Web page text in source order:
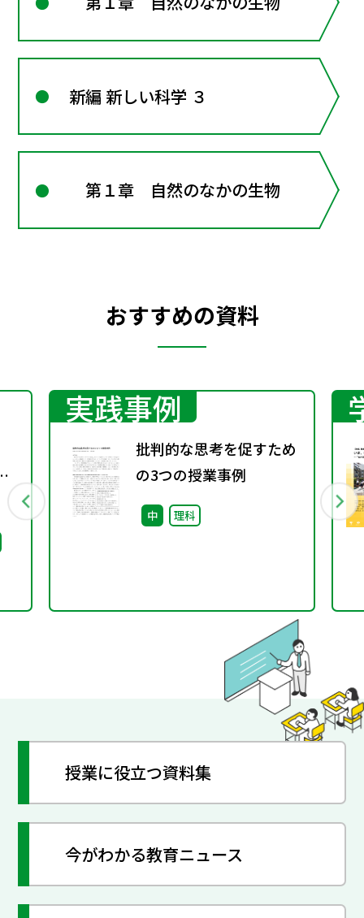
新編 新しい科学 ３
第１章 自然のなかの生物
おすすめの資料
実践事例
批判的な思考を促すため
の3つの授業事例
中 理科
授業に役立つ資料集
今がわかる教育ニュース